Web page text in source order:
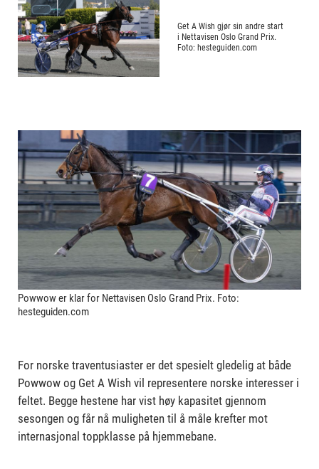
Get A Wish gjør sin andre start
i Nettavisen Oslo Grand Prix.
Foto: hesteguiden.com
Powwow er klar for Nettavisen Oslo Grand Prix. Foto:
hesteguiden.com
For norske traventusiaster er det spesielt gledelig at både
Powwow og Get A Wish vil representere norske interesser i
feltet. Begge hestene har vist høy kapasitet gjennom
sesongen og får nå muligheten til å måle krefter mot
internasjonal toppklasse på hjemmebane.